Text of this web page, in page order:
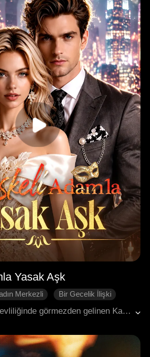
Yasak Aşk
Merkezli
Bir Gecelik İlişki
Julian'la üç yıllık evliliğinde görmezden gelinen Katherine, Julian'ın kız kardeşi Eloise tarafından düzenlenen bir partide uyuşturulup saldırıya uğrar. Julian ise hiçbir şey yapmaz. Yıkılmış bir halde boşanma davası açar. Ancak o geceki adam aslında Julian'dır ve Katherine, farkında olmadan onun maskeli karakteri A Bey ile gizli bir ilişkiye başlar. Sessiz, ezilen bir eşten güçlü bir savaşçıya dönüşen Katherine, Julian'ın ona karşı takıntılı hale gelmesine neden olur. Louisa'nın entrikaları ve Eloise'in tuzakları arasında yalanlar ve tutku karşı karşıya gelir. A Bey'in maskesi nihayet düştüğünde tüm duvarlar yıkılır. Artık sır yok, sadece birliktelik vardır.